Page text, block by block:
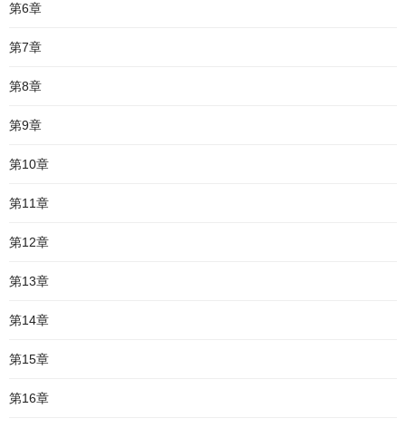
第6章
第7章
第8章
第9章
第10章
第11章
第12章
第13章
第14章
第15章
第16章